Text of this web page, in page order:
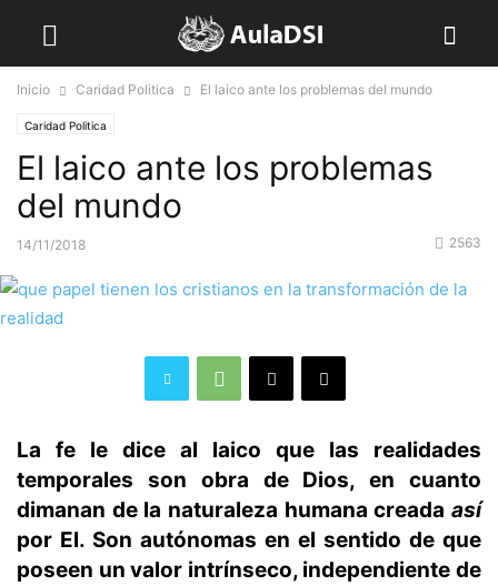
Inicio Caridad Politica El laico ante los problemas del mundo
Caridad Politica
El laico ante los problemas
del mundo
14/11/2018 2563
La fe le dice al laico que las realidades
temporales son obra de Dios, en cuanto
dimanan de la naturaleza humana creada así
por El. Son autónomas en el sentido de que
poseen un valor intrínseco, independiente de